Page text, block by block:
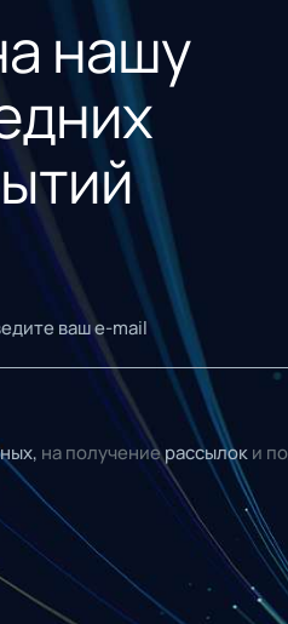
нашу
на получениерассылок и